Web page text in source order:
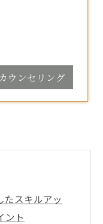
ウンセリング
たスキルアッ
ント